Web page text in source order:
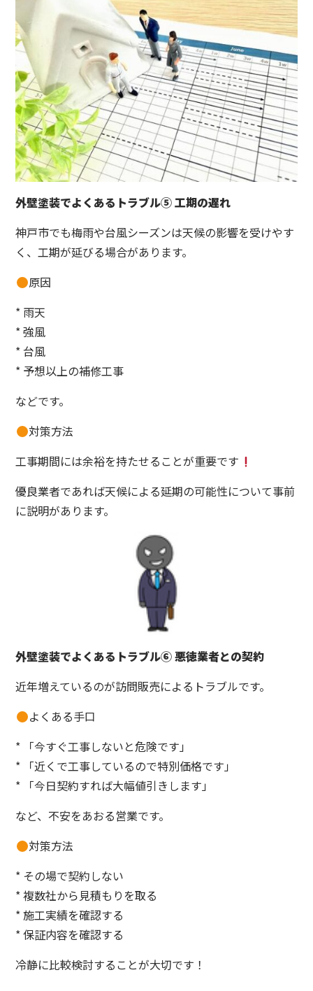
外壁塗装でよくあるトラブル⑤ 工期の遅れ
神戸市でも梅雨や台風シーズンは天候の影響を受けやす
く、工期が延びる場合があります。
原因
* 雨天
* 強風
* 台風
* 予想以上の補修工事
などです。
対策方法
工事期間には余裕を持たせることが重要です
優良業者であれば天候による延期の可能性について事前
に説明があります。
外壁塗装でよくあるトラブル⑥ 悪徳業者との契約
近年増えているのが訪問販売によるトラブルです。
よくある手口
* 「今すぐ工事しないと危険です」
* 「近くで工事しているので特別価格です」
* 「今日契約すれば大幅値引きします」
など、不安をあおる営業です。
対策方法
* その場で契約しない
* 複数社から見積もりを取る
* 施工実績を確認する
* 保証内容を確認する
冷静に比較検討することが大切です！